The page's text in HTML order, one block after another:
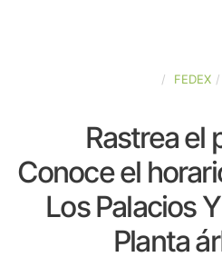
FEDEX
Rastrea el
Conoce el
Los Palacios
Planta